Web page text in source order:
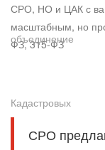
СРО, НО и ЦАК с
масштабным, но
ФЗ, 315-ФЗ
СРО